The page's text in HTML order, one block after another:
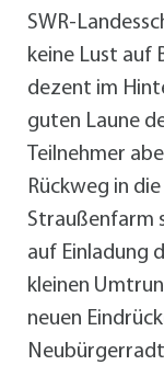
SWR-
keine Lust auf
dezent im
guten Laune
Teilnehmer
Rückweg in
Straußenfarm
auf Einladung
kleinen
neuen